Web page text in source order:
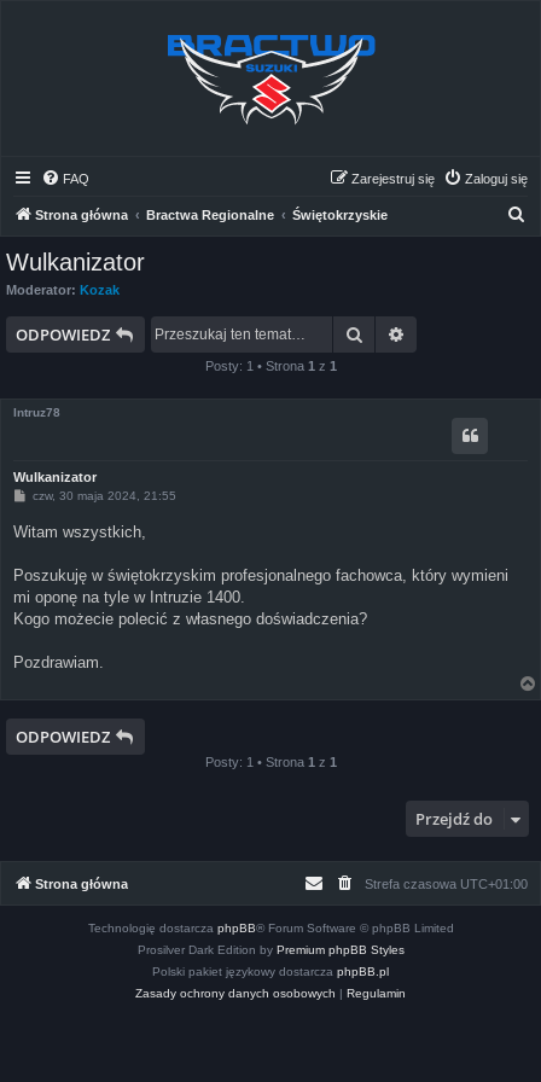
FAQ Zaloguj się
Zarejestruj się
Strona główna Bractwa Regionalne Świętokrzyskie
Wulkanizator
Moderator: Kozak
ODPOWIEDZ Szukaj
Posty: 1 • Strona 1 z 1
Intruz78
Wulkanizator
P
s
t
czw, 30 maja 2024, 21:55
Witam wszystkich,
Poszukuję w świętokrzyskim profesjonalnego fachowca, który wymieni
mi oponę na tyle w Intruzie 1400.
Kogo możecie polecić z własnego doświadczenia?
Pozdrawiam.
ODPOWIEDZ
Posty: 1 • Strona 1 z 1
Przejdź do
Strona główna Strefa czasowa UTC+01:00
Technologię dostarcza phpBB® Forum Software © phpBB Limited
Prosilver Dark Edition by Premium phpBB Styles
Polski pakiet językowy dostarcza phpBB.pl
Zasady ochrony danych osobowych | Regulamin